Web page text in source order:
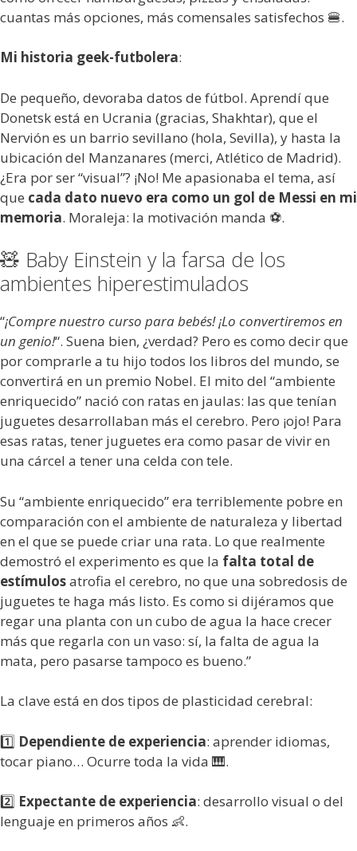
cuantas más opciones, más comensales satisfechos 🍔.
Mi historia geek-futbolera:
De pequeño, devoraba datos de fútbol. Aprendí que
Donetsk está en Ucrania (gracias, Shakhtar), que el
Nervión es un barrio sevillano (hola, Sevilla), y hasta la
ubicación del Manzanares (merci, Atlético de Madrid).
¿Era por ser “visual”? ¡No! Me apasionaba el tema, así
que cada dato nuevo era como un gol de Messi en mi
memoria. Moraleja: la motivación manda ⚽.
🧸 Baby Einstein y la farsa de los
ambientes hiperestimulados
“¡Compre nuestro curso para bebés! ¡Lo convertiremos en
un genio!“. Suena bien, ¿verdad? Pero es como decir que
por comprarle a tu hijo todos los libros del mundo, se
convertirá en un premio Nobel. El mito del “ambiente
enriquecido” nació con ratas en jaulas: las que tenían
juguetes desarrollaban más el cerebro. Pero ¡ojo! Para
esas ratas, tener juguetes era como pasar de vivir en
una cárcel a tener una celda con tele.
Su “ambiente enriquecido” era terriblemente pobre en
comparación con el ambiente de naturaleza y libertad
en el que se puede criar una rata. Lo que realmente
demostró el experimento es que la falta total de
estímulosatrofia el cerebro, no que una sobredosis de
juguetes te haga más listo. Es como si dijéramos que
regar una planta con un cubo de agua la hace crecer
más que regarla con un vaso: sí, la falta de agua la
mata, pero pasarse tampoco es bueno.”
La clave está en dos tipos de plasticidad cerebral:
1️⃣ Dependiente de experiencia: aprender idiomas,
tocar piano… Ocurre toda la vida 🎹.
2️⃣ Expectante de experiencia: desarrollo visual o del
lenguaje en primeros años 👶.